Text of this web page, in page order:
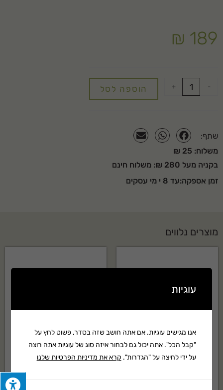
₪ 189
-
+ הוספה לסל
שתף:
משלוח: 25 ₪
בקניה מעל 280 ₪: משלוח חינם
זמן אספקה:עד 8 י מי עסקים
מוצרים נלווים
עוגיות
אנו מגישים עוגיות. אם אתה חושב שזה בסדר, פשוט לחץ על
"קבל הכל". אתה יכול גם לבחור איזה סוג של עוגיות אתה רוצה
על ידי לחיצה על "הגדרות". קרא את מדיניות הפרטיות שלנו